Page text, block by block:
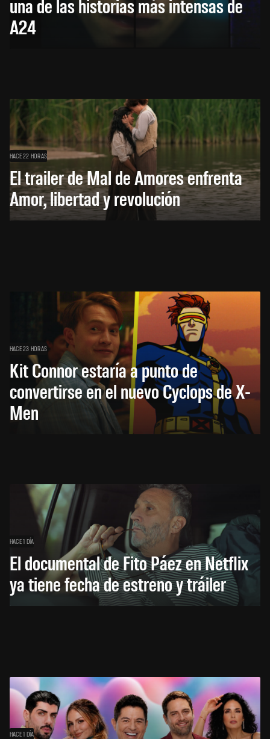
una de las historias más intensas de
A24
HACE 22 HORAS
El trailer de Mal de Amores enfrenta
Amor, libertad y revolución
HACE 23 HORAS
Kit Connor estaría a punto de
convertirse en el nuevo Cyclops de X-
Men
HACE 1 DÍA
El documental de Fito Páez en Netflix
ya tiene fecha de estreno y tráiler
HACE 1 DÍA